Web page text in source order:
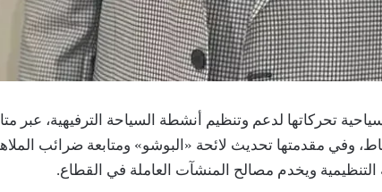
تحركاتها لدعم وتنظيم أنشطة السياحة الترفيهية، عبر
وفي مقدمتها تحديث لائحة «البوشو» ومتابعة ضرائب
التنظيمية ويخدم مصالح المنشآت العاملة في القطاع.